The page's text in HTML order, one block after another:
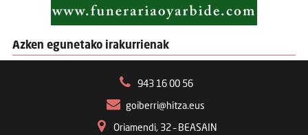
Azken egunetako irakurrienak
943 16 00 56
goiberri@hitza.eus
Oriamendi, 32 – BEASAIN